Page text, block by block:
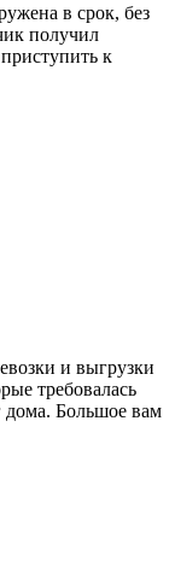
в срок, без
получил
к
и выгрузки
требовалась
дома. Большое вам